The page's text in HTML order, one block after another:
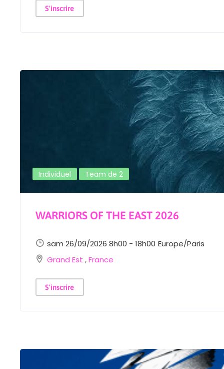
S'inscrire
Individuel Team de 2
WARRIORS OF THE EAST 2026
sam 26/09/2026 8h00 - 18h00 Europe/Paris
Grand Est ,France
S'inscrire